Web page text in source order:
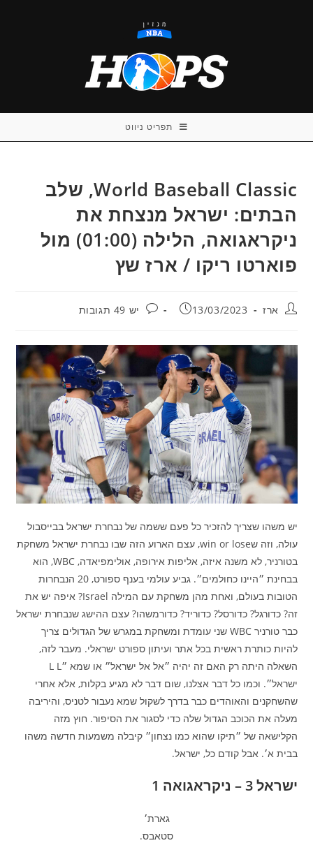
תפריט ניווט
World Baseball Classic, שלב
הבתים: ישראל מנצחת את
ניקראגואה, הלילה (01:00) מול
פוארטו ריקו / ארז שץ
מחבר:ארז פורסם:
13/03/2023 תגובות:
יש 49 תגובות
יש משהו שצריך להזכיר כל פעם ששמה של נבחרת ישראל בבייסבול
עולה, וזה שwin or lose, עצם הארוע הזה שבו נבחרת ישראל משחקת
בטורניר, לא משנה איזה, אליפות אירופה, אולימפיאדה, WBC, הוא
בבחינת ״היינו כחולמים״. גביע עולמי בענף ספורט, 20 הנבחרות
הטובות בעולם, ואחת מהן משחקת עם המילה Israel? איפה יש את
זה? כדורגל? כדורסל? כדוריד? כדורמשהו? עצם ההישג שנבחרת ישראל
כבר טורניר WBC שני עומדת ומשחקת במגרש של הגדולים צריך
להיות כותרת ראשית בכל אתר ועיתון ספורט ישראלי. מעבר לזה,
השאלה היתה רק האם זה יהיה ״אל אל ישראל״ או שמא ״L L
ישראל״. וכמו כל דבר אצלנו, שום דבר לא מגיע בקלות, אלא אחרי
שהשחקנים והאוהדים כבר בדרך לשקול שמא נעבור לטניס, והיריבה
מעלה את הכוכב הגדול שלה כדי לסגור את הסיפור. חוץ מזה
הקלישאה של ״תיקו שהוא כמו נצחון״ קיבלה משמעות חדשה משהו
בבית א׳. אבל קודם כל, ישראל.
ישראל 3 – ניקראגואה 1
גארת׳
סטאבס.